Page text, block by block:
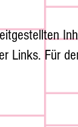
Links. Für